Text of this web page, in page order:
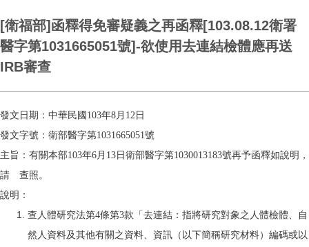
[衛福部]函釋得免審疑義之再函釋[103.08.12衛署
醫字第1031665051號]-欲使用去連結檢體應再送
IRB審查
發文日期：中華民國103年8月12日
發文字號：衛部醫字第1031665051號
主旨：有關本部103年6月13日衛部醫字第1030013183號再予函釋如說明，
請 查照。
說明：
查人體研究法第4條第3款「去連結：指將研究對象之人體檢體、自
然人資料及其他有關之資料、資訊（以下簡稱研究材料）編碼或以